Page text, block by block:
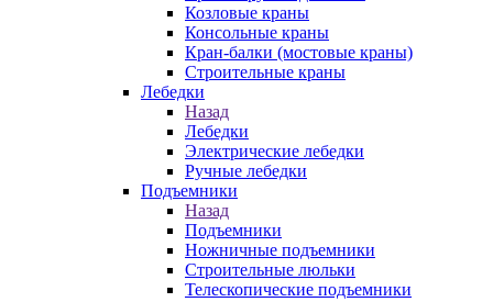
Козловые краны
Консольные краны
Кран-балки (мостовые краны)
Строительные краны
Лебедки
Назад
Лебедки
Электрические лебедки
Ручные лебедки
Подъемники
Назад
Подъемники
Ножничные подъемники
Строительные люльки
Телескопические подъемники